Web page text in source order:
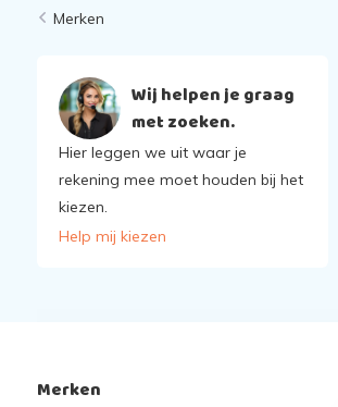
Merken
Wij helpen je graag
met zoeken.
Hier leggen we uit waar je
rekening mee moet houden bij het
kiezen.
Help mij kiezen
Merken